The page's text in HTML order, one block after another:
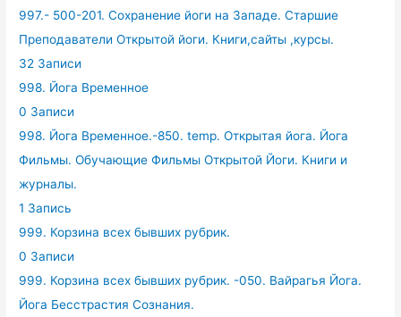
997.- 500-201. Сохранение йоги на Западе. Старшие
Преподаватели Открытой йоги. Книги,сайты ,курсы.
32 Записи
998. Йога Временное
0 Записи
998. Йога Временное.-850. temp. Открытая йога. Йога
Фильмы. Обучающие Фильмы Открытой Йоги. Книги и
журналы.
1 Запись
999. Корзина всех бывших рубрик.
0 Записи
999. Корзина всех бывших рубрик. -050. Вайрагья Йога.
Йога Бесстрастия Сознания.